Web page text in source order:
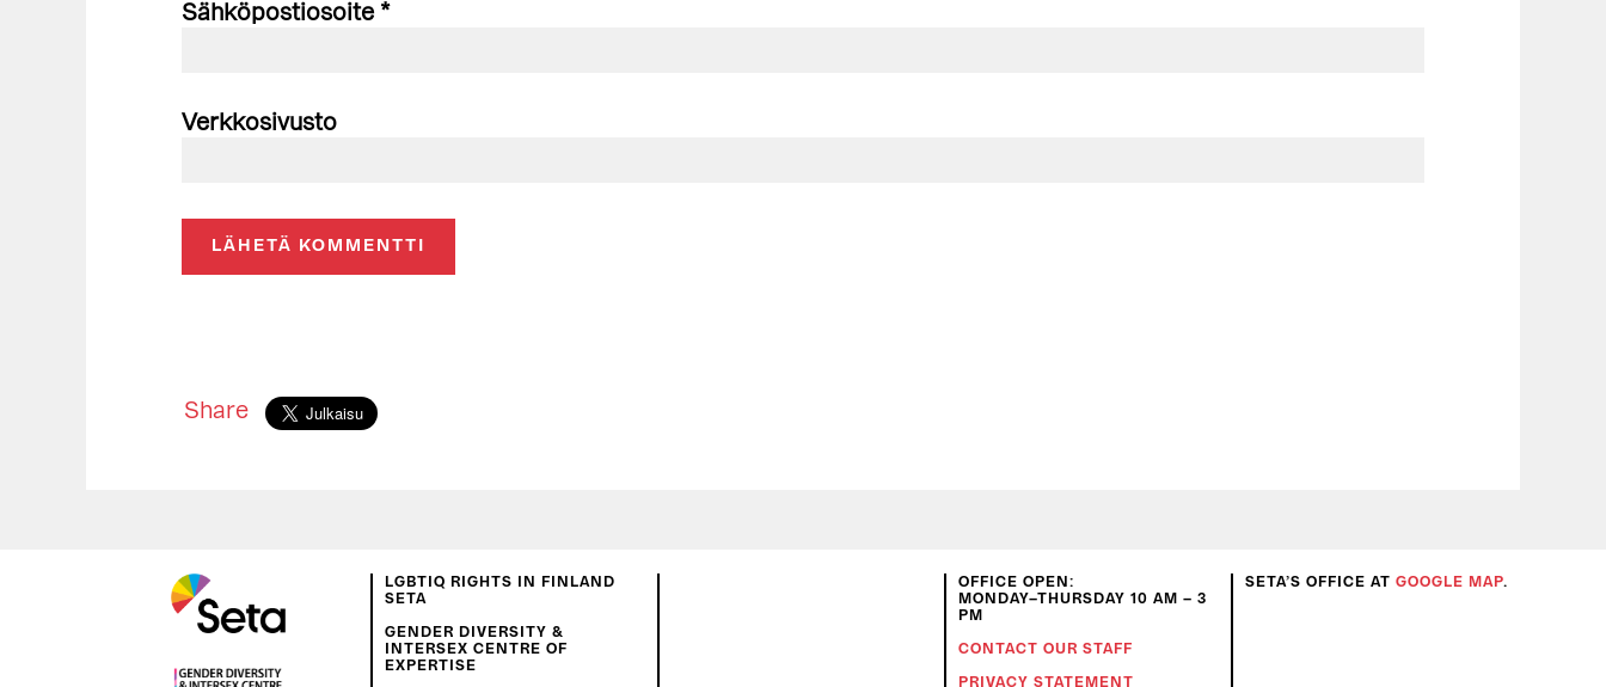
Sähköpostiosoite *
Verkkosivusto
Share
LGBTIQ RIGHTS IN FINLAND
SETA
GENDER DIVERSITY &
INTERSEX CENTRE OF
EXPERTISE
OFFICE OPEN:
MONDAY–THURSDAY 10 AM – 3
PM
CONTACT OUR STAFF
PRIVACY STATEMENT
SETA’S OFFICE AT GOOGLE MAP.